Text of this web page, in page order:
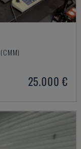
25.000 €